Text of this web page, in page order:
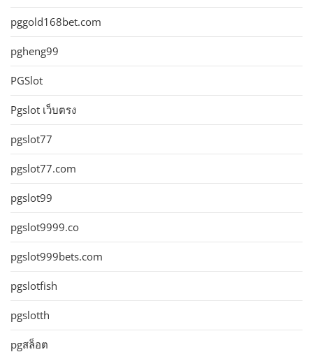
pggold168bet.com
pgheng99
PGSlot
Pgslot เว็บตรง
pgslot77
pgslot77.com
pgslot99
pgslot9999.co
pgslot999bets.com
pgslotfish
pgslotth
pgสล็อต